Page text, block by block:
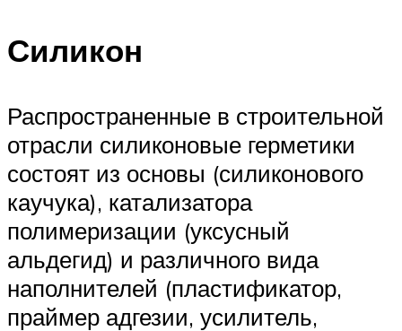
Силикон
Распространенные в строительной
отрасли силиконовые герметики
состоят из основы (силиконового
каучука), катализатора
полимеризации (уксусный
альдегид) и различного вида
наполнителей (пластификатор,
праймер адгезии, усилитель,